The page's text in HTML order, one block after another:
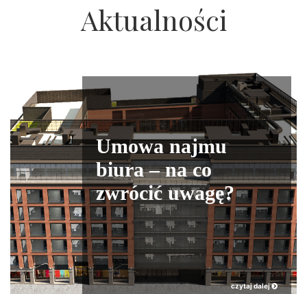
Aktualności
Umowa najmu
biura – na co
zwrócić uwagę?
czytaj dalej